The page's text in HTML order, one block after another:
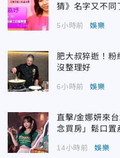
猜》名字又不同
5小時前 娛樂
肥大叔猝逝！粉
沒整理好
6小時前 娛樂
直擊/金娜妍來
念買房」鬆口置
14小時前 娛樂